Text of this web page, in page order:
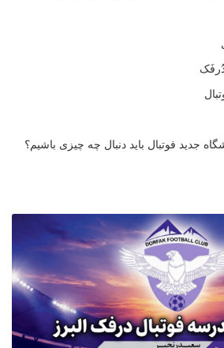
جدید فوتبال باید دنبال چه چیزی باشیم؟